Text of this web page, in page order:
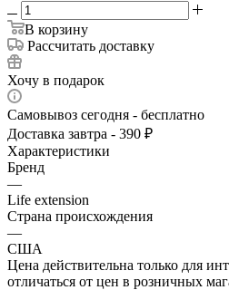
В корзину
Рассчитать доставку
Хочу в подарок
Самовывоз сегодня - бесплатно
Доставка завтра - 390 ₽
Характеристики
Бренд
—
Life extension
Страна происхождения
—
США
Цена действительна только для
отличаться от цен в розничных